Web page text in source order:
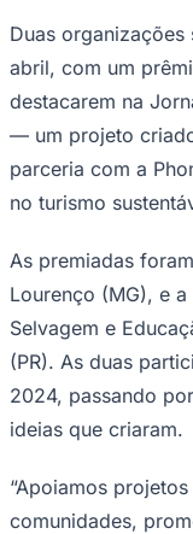
Para Sua Empresa
Anuncie no
Verificar Empresa
Anunciar Vagas
Publicidade
NBA
NFL
Tênis (ATP)
NHL
Atletismo
Vôlei
NBB
Competições de Futebol
Brasileirão Série B
Paulistão
Copa do Brasil
Duas
abril, com um
destacarem na
— um projeto
parceria com a
no turismo
As premiadas
Lourenço (MG), e
Selvagem e
(PR). As duas
2024, passando
ideias que criaram.
“Apoiamos
comunidades,